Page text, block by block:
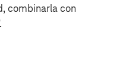
combinarla con